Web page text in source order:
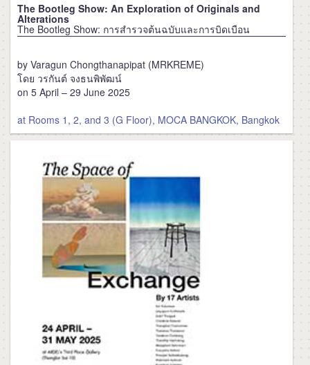
The Bootleg Show: An Exploration of Originals and
Alterations
The Bootleg Show: การสำรวจต้นฉบับและการบิดเบือน
by Varagun Chongthanapipat (MRKREME)
โดย วรกันต์ จงธนพิพัฒน์
on 5 April – 29 June 2025
at Rooms 1, 2, and 3 (G Floor), MOCA BANGKOK, Bangkok